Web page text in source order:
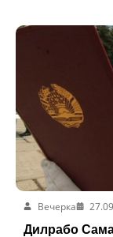
Вечерка
Дилрабо